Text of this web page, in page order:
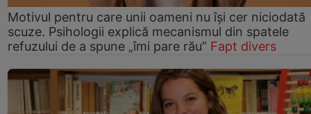
Motivul pentru care unii oameni nu își cer niciodată
scuze. Psihologii explică mecanismul din spatele
refuzului de a spune „îmi pare rău” Fapt divers